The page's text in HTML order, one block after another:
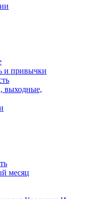
и привычки
выходные,
месяц